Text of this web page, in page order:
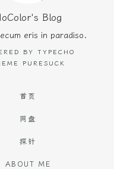
Blog
eris in paradiso.
BY TYPECHO
PURESUCK
首页
网盘
探针
ABOUT ME